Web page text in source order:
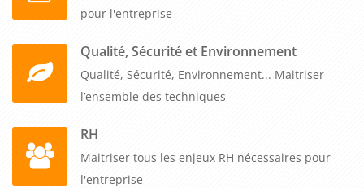
pour l'entreprise
Qualité, Sécurité et Environnement
Qualité, Sécurité, Environnement... Maitriser
l’ensemble des techniques
RH
Maitriser tous les enjeux RH nécessaires pour
l'entreprise